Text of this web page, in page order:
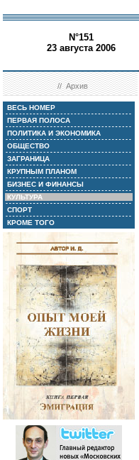
N°151
23 августа 2006
//Архив
ВЕСЬ НОМЕР
ПЕРВАЯ ПОЛОСА
ПОЛИТИКА И ЭКОНОМИКА
ОБЩЕСТВО
ЗАГРАНИЦА
КРУПНЫМ ПЛАНОМ
БИЗНЕС И ФИНАНСЫ
КУЛЬТУРА
СПОРТ
КРОМЕ ТОГО